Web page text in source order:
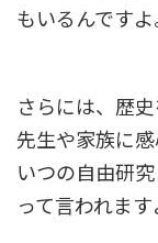
もいるんですよ
さらには、歴
先生や家族に
いつの自由研
って言われます